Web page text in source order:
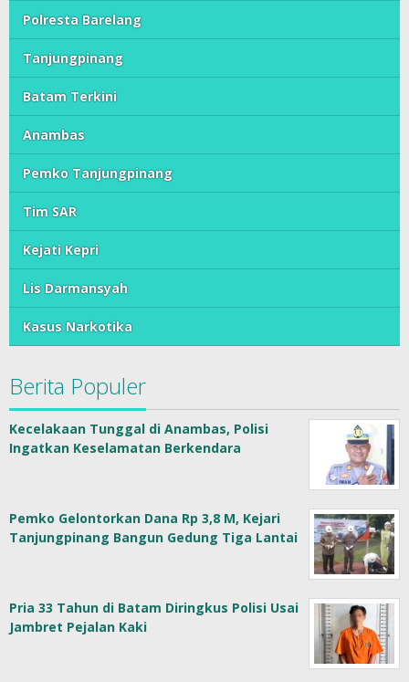
Polresta Barelang
Tanjungpinang
Batam Terkini
Anambas
Pemko Tanjungpinang
Tim SAR
Kejati Kepri
Lis Darmansyah
Kasus Narkotika
Berita Populer
Kecelakaan Tunggal di Anambas, Polisi
Ingatkan Keselamatan Berkendara
Pemko Gelontorkan Dana Rp 3,8 M, Kejari
Tanjungpinang Bangun Gedung Tiga Lantai
Pria 33 Tahun di Batam Diringkus Polisi Usai
Jambret Pejalan Kaki